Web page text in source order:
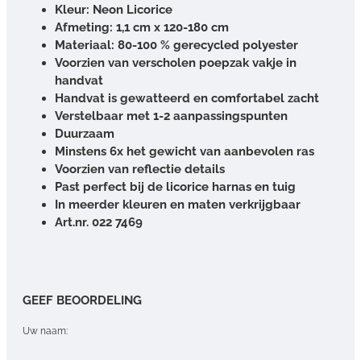
Kleur: Neon Licorice
Afmeting: 1,1 cm x 120-180 cm
Materiaal: 80-100 % gerecycled polyester
Voorzien van verscholen poepzak vakje in
handvat
Handvat is gewatteerd en comfortabel zacht
Verstelbaar met 1-2 aanpassingspunten
Duurzaam
Minstens 6x het gewicht van aanbevolen ras
Voorzien van reflectie details
Past perfect bij de licorice harnas en tuig
In meerder kleuren en maten verkrijgbaar
Art.nr. 022 7469
GEEF BEOORDELING
Uw naam: